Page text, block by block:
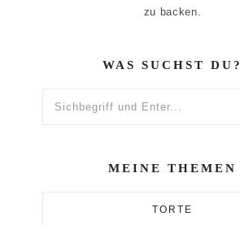
zu backen.
WAS SUCHST DU?
MEINE THEMEN
TORTE